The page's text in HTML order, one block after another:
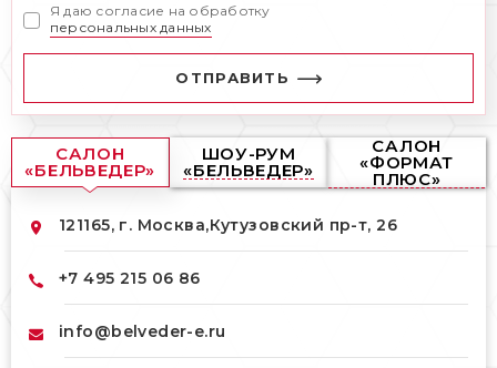
Я даю согласие на обработку
персональных данных
ОТПРАВИТЬ
САЛОН
«БЕЛЬВЕДЕР»
ШОУ-РУМ
«БЕЛЬВЕДЕР»
САЛОН
«ФОРМАТ
ПЛЮС»
121165, г. Москва,Кутузовский пр-т, 26
+7 495 215 06 86
info@belveder-e.ru